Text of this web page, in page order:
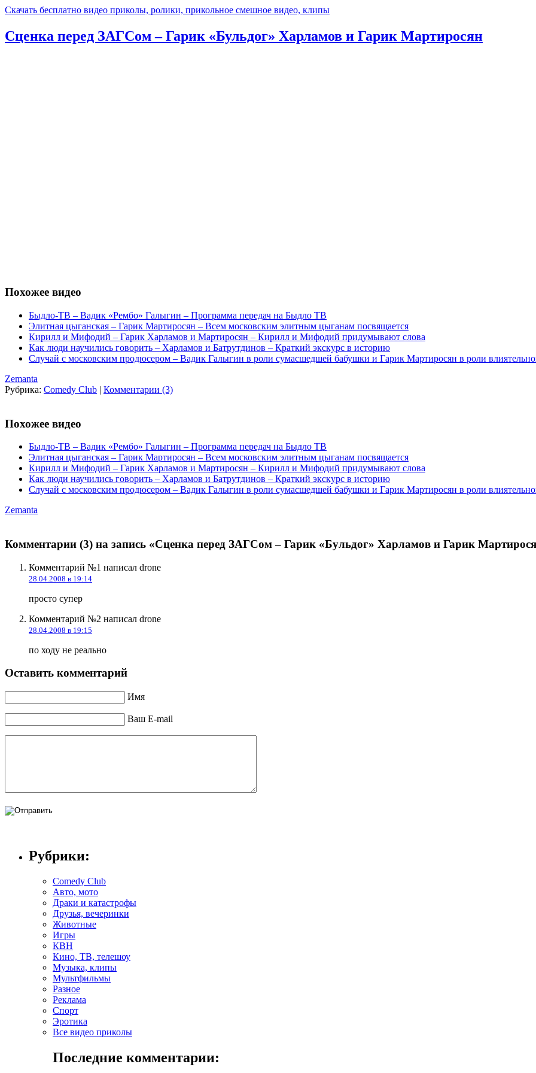
Скачать бесплатно видео приколы, ролики, прикольное смешное видео, клипы
Сценка перед ЗАГСом – Гарик «Бульдог» Харламов и Гарик Мартиросян
Похожее видео
Быдло-ТВ – Вадик «Рембо» Галыгин – Программа передач на Быдло ТВ
Элитная цыганская – Гарик Мартиросян – Всем московским элитным цыганам посвящается
Кирилл и Мифодий – Гарик Харламов и Мартиросян – Кирилл и Мифодий придумывают слова
Как люди научились говорить – Харламов и Батрутдинов – Краткий экскурс в историю
Случай с московским продюсером – Вадик Галыгин в роли сумасшедшей бабушки и Гарик Мартиросян в роли
Zemanta
Рубрика: Comedy Club | Комментарии (3)
Похожее видео
Быдло-ТВ – Вадик «Рембо» Галыгин – Программа передач на Быдло ТВ
Элитная цыганская – Гарик Мартиросян – Всем московским элитным цыганам посвящается
Кирилл и Мифодий – Гарик Харламов и Мартиросян – Кирилл и Мифодий придумывают слова
Как люди научились говорить – Харламов и Батрутдинов – Краткий экскурс в историю
Случай с московским продюсером – Вадик Галыгин в роли сумасшедшей бабушки и Гарик Мартиросян в роли
Zemanta
Комментарии (3) на запись «Сценка перед ЗАГСом – Гарик «Бульдог» Харламов и Гарик
Комментарий №1 написал drone
28.04.2008 в 19:14
просто супер
Комментарий №2 написал drone
28.04.2008 в 19:15
по ходу не реально
Оставить комментарий
Имя
Ваш E-mail
Рубрики:
Comedy Club
Авто, мото
Драки и катастрофы
Друзья, вечеринки
Животные
Игры
КВН
Кино, ТВ, телешоу
Музыка, клипы
Мультфильмы
Разное
Реклама
Спорт
Эротика
Все видео приколы
Последние комментарии: